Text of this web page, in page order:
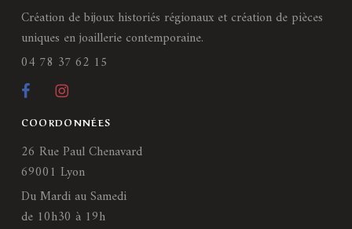
Création de bijoux historiés régionaux et création de pièces
uniques en joaillerie contemporaine.
04 78 37 62 15
COORDONNÉES
26 Rue Paul Chenavard
69001 Lyon
Du Mardi au Samedi
de 10h30 à 19h